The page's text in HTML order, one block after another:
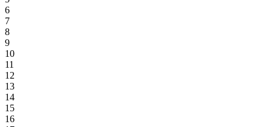
6
7
8
9
10
11
12
13
14
15
16